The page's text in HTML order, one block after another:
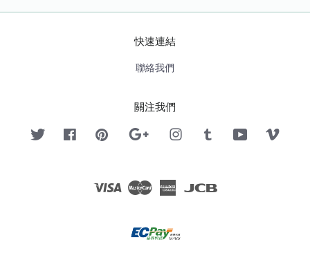
快速連結
聯絡我們
關注我們
Twitter FacebookPinterest Google InstagramTumblr YouTube
Visa Master American